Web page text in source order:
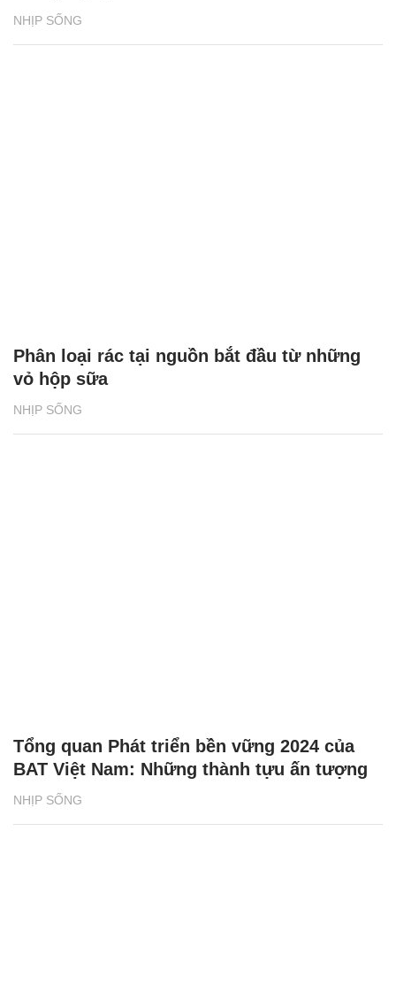
NHỊP SỐNG
NHỊP SỐNG
Phân loại rác tại nguồn bắt đầu từ những
vỏ hộp sữa
NHỊP SỐNG
Tổng quan Phát triển bền vững 2024 của
BAT Việt Nam: Những thành tựu ấn tượng